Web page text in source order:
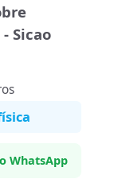
Sicao
WhatsApp